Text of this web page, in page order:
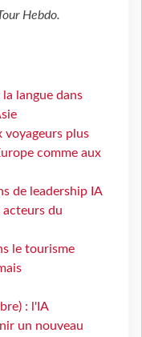
Hebdo.
langue dans
voyageurs plus
comme aux
de leadership IA
acteurs du
le tourisme
: l'IA
un nouveau